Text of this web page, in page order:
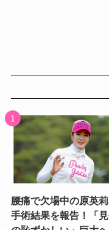
腰痛で欠場中の原英
手術結果を報告！「